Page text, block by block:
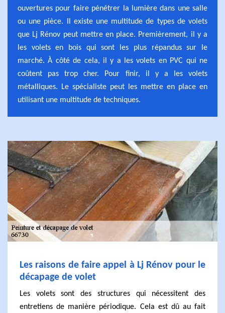
ouvertures pour faire pénétrer la lumière dans une salle
ou une pièce. Il existe une multitude de types de volets
que Lj Rénov peut mettre en place. Premièrement, il y a
les volets en bois qui sont les plus répandus sur le
marché. À côté de cela, il y a les volets en PVC qui ne
coûtent pas trop cher. Pour finir, il y a les volets
métalliques. Le spécialiste peut les mettre en place en
utilisant une multitude de techniques.
Les raisons de faire appel à Lj Rénov pour le
décapage de volet
Les volets sont des structures qui nécessitent des
entretiens de manière périodique. Cela est dû au fait